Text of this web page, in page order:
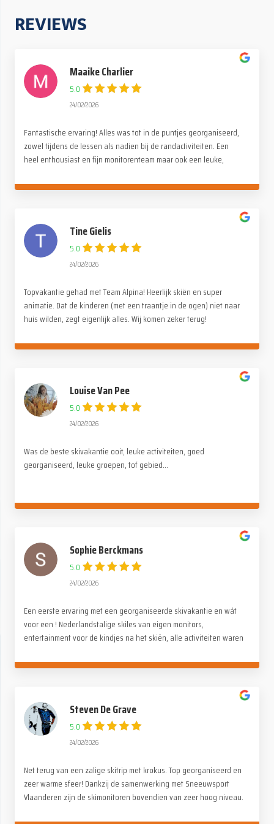
REVIEWS
Maaike Charlier
5.0
24/02/2026
Fantastische ervaring! Alles was tot in de puntjes georganiseerd,
zowel tijdens de lessen als nadien bij de randactiviteiten. Een
heel enthousiast en fijn monitorenteam maar ook een leuke,
dankjewel voor deze onvergetelijke reis!
Tine Gielis
5.0
24/02/2026
Topvakantie gehad met Team Alpina! Heerlijk skiën en super
animatie. Dat de kinderen (met een traantje in de ogen) niet naar
huis wilden, zegt eigenlijk alles. Wij komen zeker terug!
Louise Van Pee
5.0
24/02/2026
Was de beste skivakantie ooit, leuke activiteiten, goed
georganiseerd, leuke groepen, tof gebied...
Sophie Berckmans
5.0
24/02/2026
Een eerste ervaring met een georganiseerde skivakantie en wát
voor een ! Nederlandstalige skiles van eigen monitors,
entertainment voor de kindjes na het skiën, alle activiteiten waren
genoten !
Steven De Grave
5.0
24/02/2026
Net terug van een zalige skitrip met krokus. Top georganiseerd en
zeer warme sfeer! Dankzij de samenwerking met Sneeuwsport
Vlaanderen zijn de skimonitoren bovendien van zeer hoog niveau.